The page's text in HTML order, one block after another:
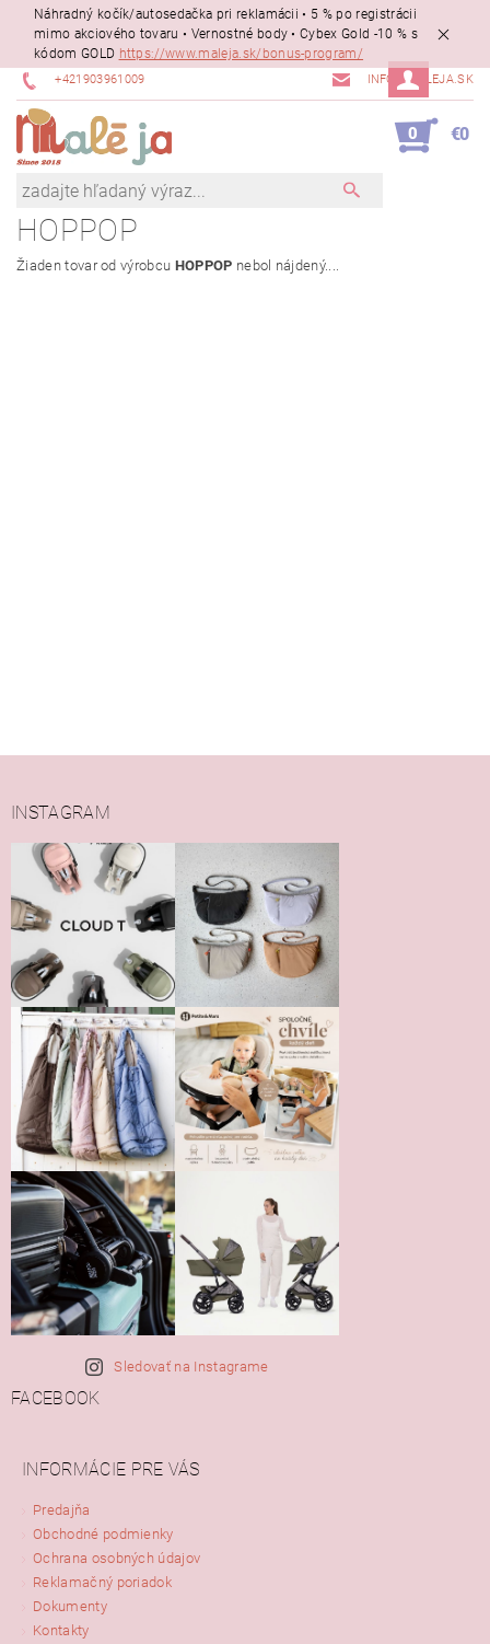
Náhradný kočík/autosedačka pri reklamácii • 5 % po registrácii
mimo akciového tovaru • Vernostné body • Cybex Gold -10 % s
kódom GOLD https://www.maleja.sk/bonus-program/
+421903961009 INFO@MALEJA.SK
0 €0
HOPPOP
Žiaden tovar od výrobcu HOPPOP nebol nájdený....
INSTAGRAM
Sledovať na Instagrame
FACEBOOK
INFORMÁCIE PRE VÁS
Predajňa
Obchodné podmienky
Ochrana osobných údajov
Reklamačný poriadok
Dokumenty
Kontakty